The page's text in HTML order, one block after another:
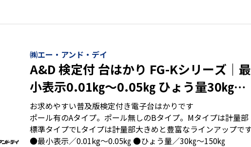
㈱エー・アンド・デイ
A&D 検定付 台はかり FG-Kシリーズ｜最
小表示0.01㎏～0.05㎏ ひょう量30㎏～
150㎏
お求めやすい普及版検定付き電子台はかりです
ポール有のAタイプ。ポール無しのBタイプ。Mタイプは計量部
標準タイプでLタイプは計量部大きめと豊富なラインアップで
●最小表示／0.01kg～0.05㎏ ●ひょう量／30㎏～150㎏